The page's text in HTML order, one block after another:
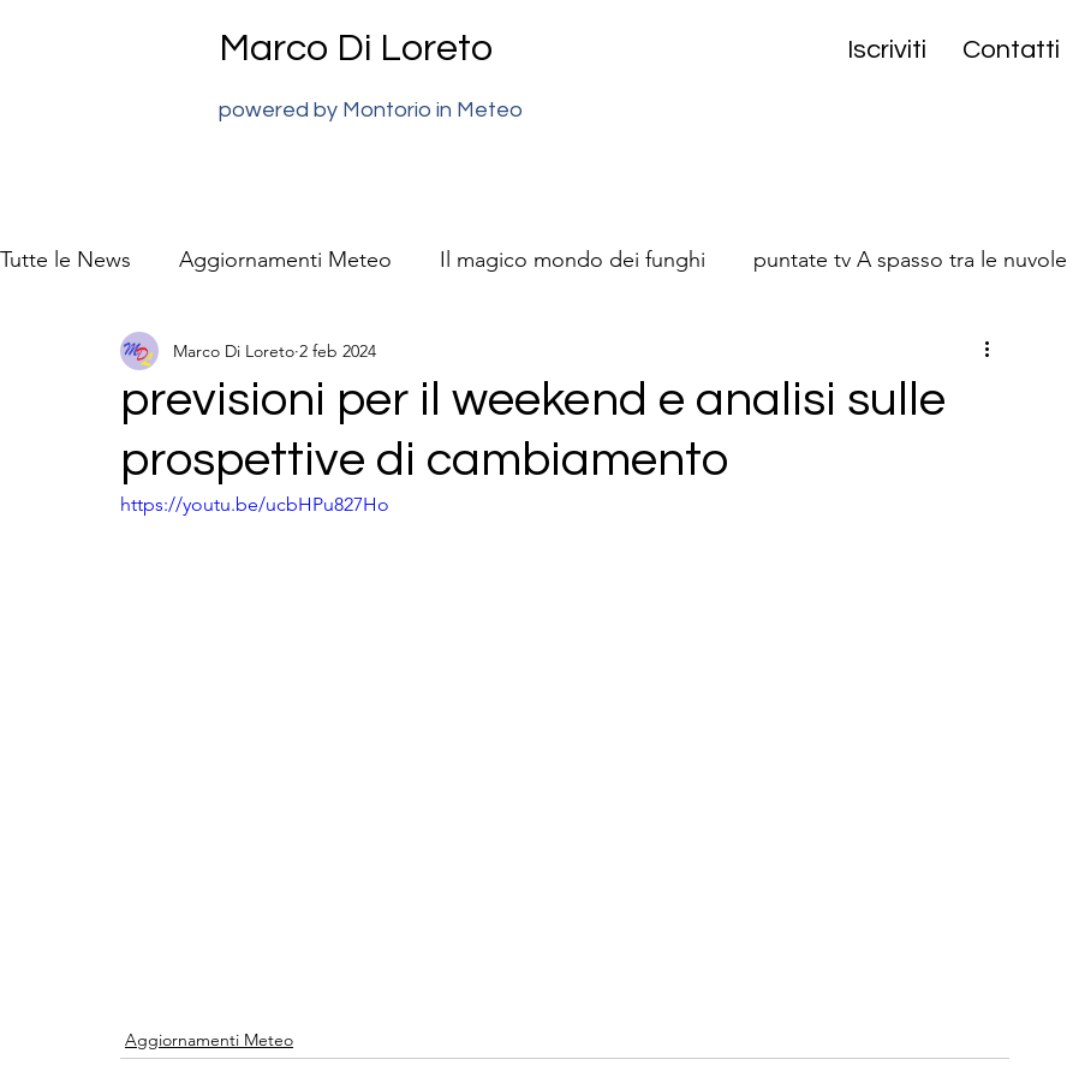
Marco Di Loreto Iscriviti Contatti
powered by Montorio in Meteo
Tutte le News Aggiornamenti Meteo Il magico mondo dei funghi puntate tv A spasso tra le nuvole
previsioni meteo Super J La natura video racconta
previsioni per il weekend e analisi sulle
prospettive di cambiamento
Marco Di Loreto 2 feb 2024
https://youtu.be/ucbHPu827Ho
Aggiornamenti Meteo